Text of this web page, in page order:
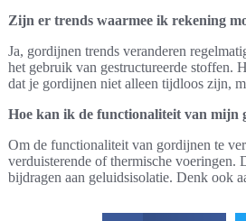
Zijn er trends waarmee ik rekening
Ja, gordijnen trends veranderen
het gebruik van gestructureerde stoffen.
dat je gordijnen niet alleen tijdloos zijn,
Hoe kan ik de functionaliteit van mijn
Om de functionaliteit van gordijnen te
verduisterende of thermische voeringen.
bijdragen aan geluidsisolatie. Denk ook